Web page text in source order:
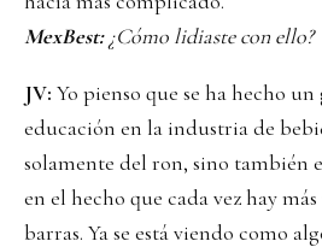
MexBest:¿Cómo lidiaste con ello?
JV: Yo pienso que se ha hecho
educación en la industria de
solamente del ron, sino también
en el hecho que cada vez hay
barras. Ya se está viendo como